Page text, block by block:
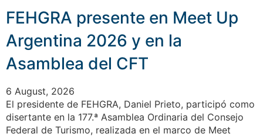
FEHGRA presente en Meet Up
Argentina 2026 y en la
Asamblea del CFT
6 August, 2026
El presidente de FEHGRA, Daniel Prieto, participó como
disertante en la 177.ª Asamblea Ordinaria del Consejo
Federal de Turismo, realizada en el marco de Meet